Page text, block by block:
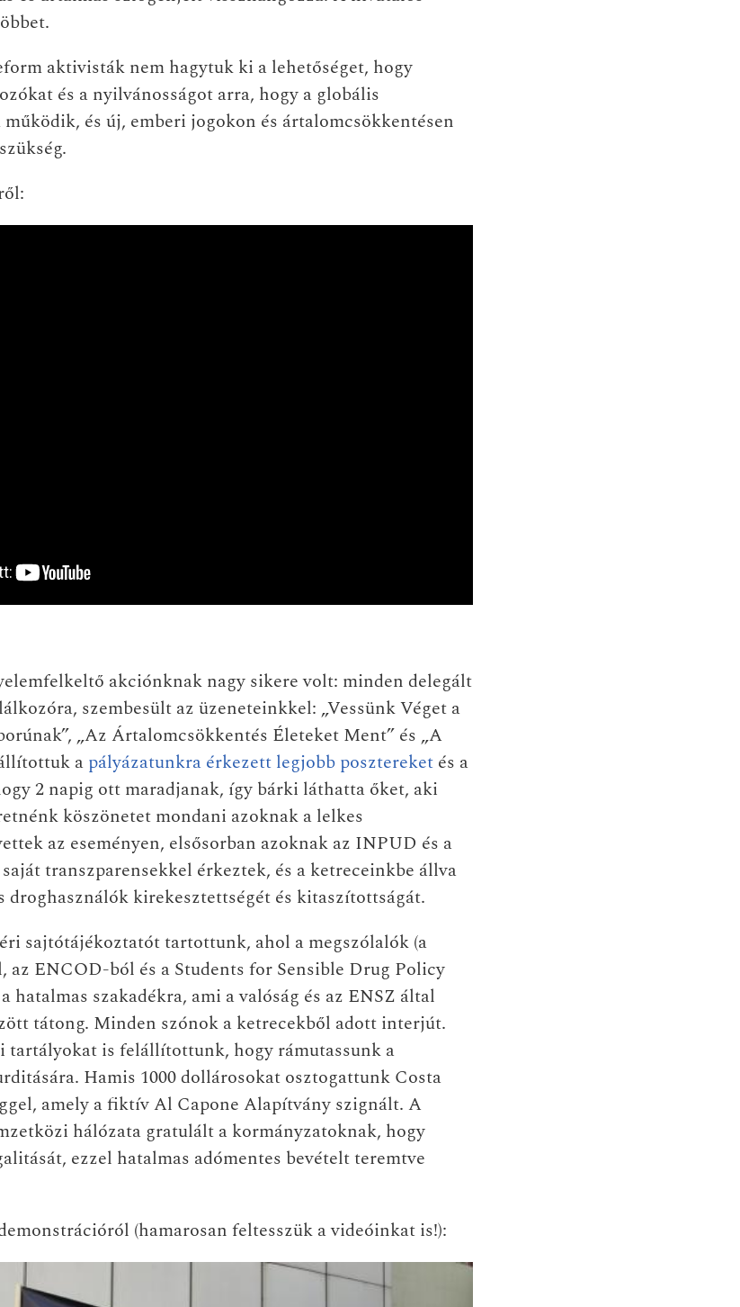
aktivisták nem hagytuk ki a lehetőséget, hogy
és a nyilvánosságot arra, hogy a globális
és új, emberi jogokon és ártalomcsökkentésen
akciónknak nagy sikere volt: minden delegált
szembesült az üzeneteinkkel: „Vessünk Véget a
„Az Ártalomcsökkentés Életeket Ment” és „A
a pályázatunkra érkezett legjobb posztereket és a
2 napig ott maradjanak, így bárki láthatta őket, aki
köszönetet mondani azoknak a lelkes
az eseményen, elsősorban azoknak az INPUD és a
transzparensekkel érkeztek, és a ketreceinkbe állva
kirekesztettségét és kitaszítottságát.
sajtótájékoztatót tartottunk, ahol a megszólalók (a
ENCOD-ból és a Students for Sensible Drug Policy
hatalmas szakadékra, ami a valóság és az ENSZ által
tátong. Minden szónok a ketrecekből adott interjút.
tartályokat is felállítottunk, hogy rámutassunk a
Hamis 1000 dollárosokat osztogattunk Costa
amely a fiktív Al Capone Alapítvány szignált. A
hálózata gratulált a kormányzatoknak, hogy
ezzel hatalmas adómentes bevételt teremtve
(hamarosan feltesszük a videóinkat is!):